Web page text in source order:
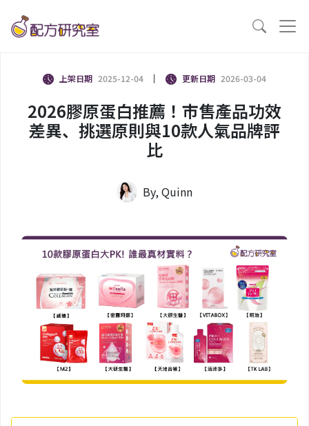
上架日期 2025-12-04 更新日期 2026-03-04
2026膠原蛋白推薦！市售產品功效
差異、挑選原則與10款人氣品牌評
比
By, Quinn